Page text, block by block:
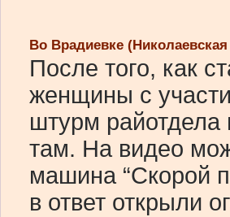
Во Врадиевке
После того, как
женщины с
штурм райотдела
там. На видео
машина “Скорой
в ответ открыли